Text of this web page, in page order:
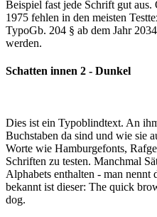
Beispiel fast jede Schrift gut aus.
1975 fehlen in den meisten
TypoGb. 204 § ab dem Jahr
werden.
Schatten innen 2 - Dunkel
Dies ist ein Typoblindtext. An
Buchstaben da sind und wie sie
Worte wie Hamburgefonts,
Schriften zu testen. Manchmal
Alphabets enthalten - man nennt
bekannt ist dieser: The quick
dog.